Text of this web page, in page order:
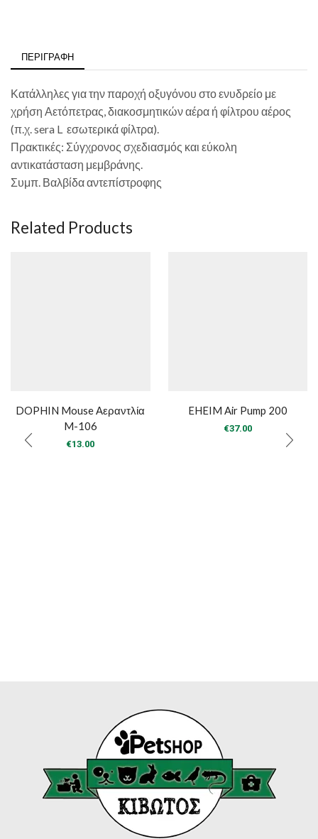
ΠΕΡΙΓΡΑΦΉ
Κατάλληλες για την παροχή οξυγόνου στο ενυδρείο με
χρήση Αετόπετρας, διακοσμητικών αέρα ή φίλτρου αέρος
(π.χ. sera L εσωτερικά φίλτρα).
Πρακτικές: Σύγχρονος σχεδιασμός και εύκολη
αντικατάσταση μεμβράνης.
Συμπ. Βαλβίδα αντεπίστροφης
Related Products
DOPHIN Mouse Αεραντλία
M-106
€13.00
EHEIM Air Pump 200
€37.00